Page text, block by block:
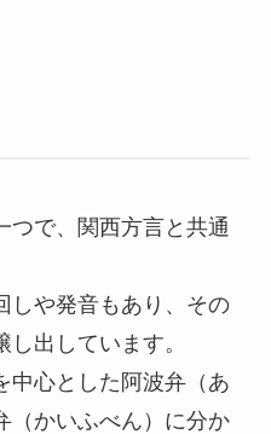
つで、関西方言と共通
しや発音もあり、その
出しています。
中心とした阿波弁（あ
（かいふべん）に分か